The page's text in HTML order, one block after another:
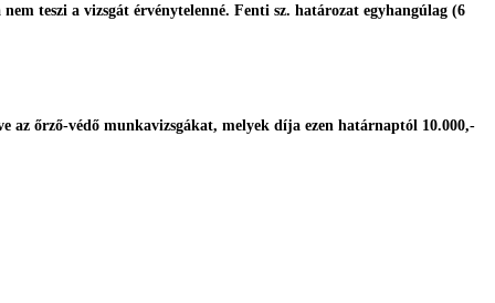
teszi a vizsgát érvénytelenné. Fenti sz. határozat egyhangúlag (6
őrző-védő munkavizsgákat, melyek díja ezen határnaptól 10.000,-